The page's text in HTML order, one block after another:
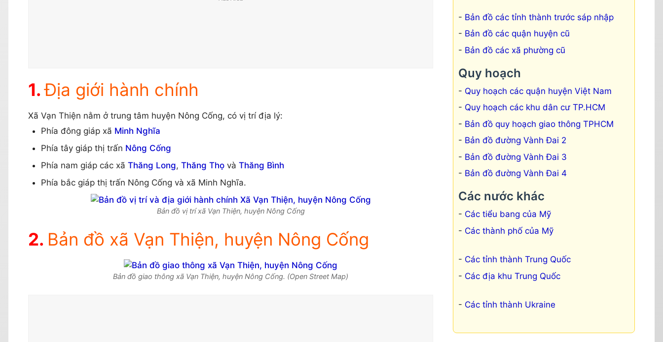
Địa giới hành chính
Xã Vạn Thiện nằm ở trung tâm huyện Nông Cống, có vị trí địa lý:
Phía đông giáp xã Minh Nghĩa
Phía tây giáp thị trấn Nông Cống
Phía nam giáp các xã Thăng Long, Thăng Thọvà Thăng Bình
Phía bắc giáp thị trấn Nông Cống và xã Minh Nghĩa.
Bản đồ vị trí xã Vạn Thiện, huyện Nông Cống
Bản đồ xã Vạn Thiện, huyện Nông Cống
Bản đồ giao thông xã Vạn Thiện, huyện Nông Cống. (Open Street Map)
Bản đồ các tỉnh thành trước sáp nhập
Bản đồ các quận huyện cũ
Bản đồ các xã phường cũ
Quy hoạch
Quy hoạch các quận huyện Việt Nam
Quy hoạch các khu dân cư TP.HCM
Bản đồ quy hoạch giao thông TPHCM
Bản đồ đường Vành Đai 2
Bản đồ đường Vành Đai 3
Bản đồ đường Vành Đai 4
Các nước khác
Các tiểu bang của Mỹ
Các thành phố của Mỹ
Các tỉnh thành Trung Quốc
Các địa khu Trung Quốc
Các tỉnh thành Ukraine